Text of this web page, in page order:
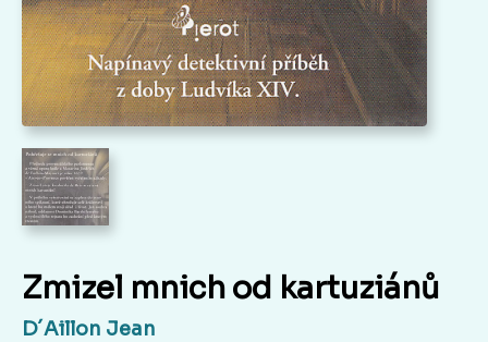
Zmizel mnich od kartuziánů
D´Aillon Jean